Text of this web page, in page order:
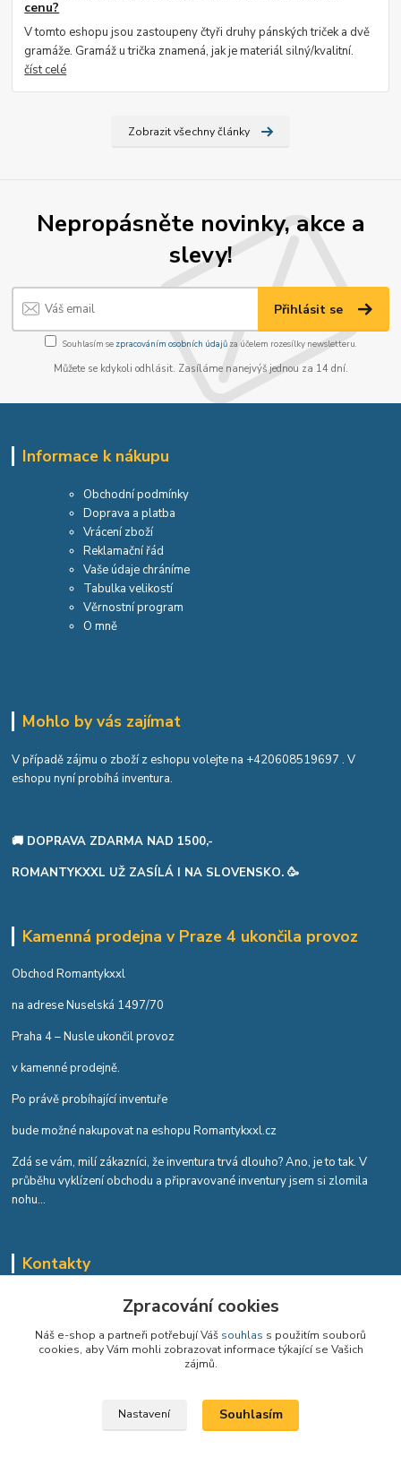
cenu?
V tomto eshopu jsou zastoupeny čtyři druhy pánských triček a dvě
gramáže. Gramáž u trička znamená, jak je materiál silný/kvalitní.
číst celé
Zobrazit všechny články
Nepropásněte novinky, akce a
slevy!
Přihlásit se
Souhlasím se zpracováním osobních údajůza účelem rozesílky newsletteru.
Můžete se kdykoli odhlásit. Zasíláme nanejvýš jednou za 14 dní.
Informace k nákupu
Obchodní podmínky
Doprava a platba
Vrácení zboží
Reklamační řád
Vaše údaje chráníme
Tabulka velikostí
Věrnostní program
O mně
Mohlo by vás zajímat
V případě zájmu o zboží z eshopu volejte na +420608519697 . V
eshopu nyní probíhá inventura.
🚚 DOPRAVA ZDARMA NAD 1500,-
ROMANTYKXXL UŽ ZASÍLÁ I NA SLOVENSKO. 🥳
Kamenná prodejna v Praze 4 ukončila provoz
Obchod Romantykxxl
na adrese Nuselská 1497/70
Praha 4 – Nusle ukončil provoz
v kamenné prodejně.
Po právě probíhající inventuře
bude možné nakupovat na eshopu Romantykxxl.cz
Zdá se vám, milí zákazníci, že inventura trvá dlouho? Ano, je to tak. V
průběhu vyklízení obchodu a připravované inventury jsem si zlomila
nohu...
Kontakty
Romana Tykvová
+420 608 519 697
info@romantykxxl.cz
Zpracování cookies
Náš e-shop a partneři potřebují Váš souhlas s použitím souborů
cookies, aby Vám mohli zobrazovat informace týkající se Vašich
zájmů.
Nastavení Souhlasím